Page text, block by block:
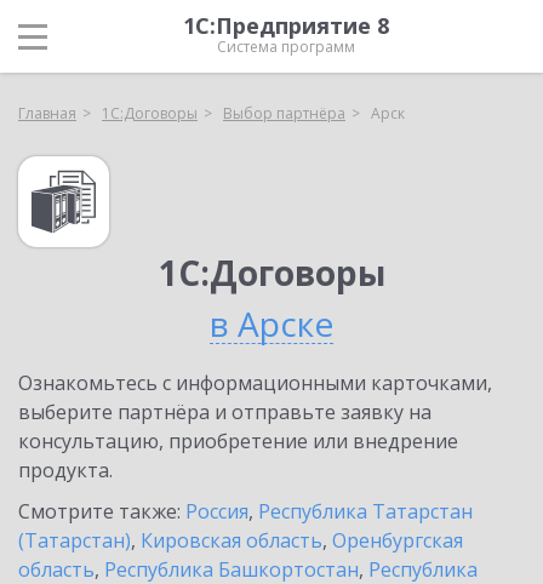
1С:Предприятие 8
Система программ
Главная 1С:Договоры Выбор партнёра Арск
1С:Договоры
в Арске
Ознакомьтесь с информационными карточками,
выберите партнёра и отправьте заявку на
консультацию, приобретение или внедрение
продукта.
Смотрите также: Россия, Республика Татарстан
(Татарстан), Кировская область, Оренбургская
область, Республика Башкортостан, Республика